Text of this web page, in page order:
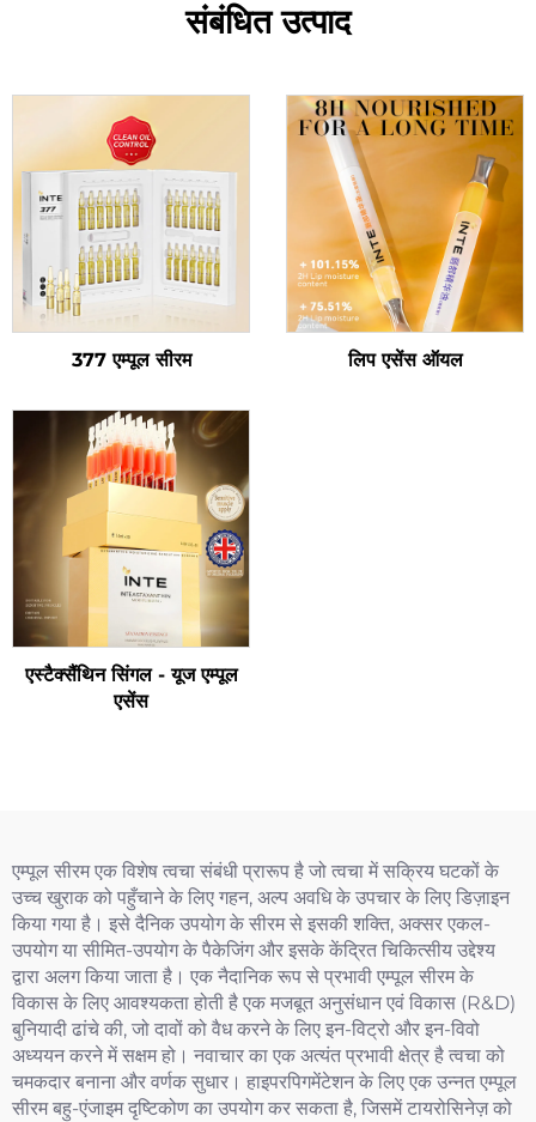
संबंधित उत्पाद
377 एम्पूल सीरम लिप एसेंस ऑयल
एस्टैक्सैंथिन सिंगल - यूज एम्पूल
एसेंस
एम्पूल सीरम एक विशेष त्वचा संबंधी प्रारूप है जो त्वचा में सक्रिय घटकों के
उच्च खुराक को पहुँचाने के लिए गहन, अल्प अवधि के उपचार के लिए डिज़ाइन
किया गया है। इसे दैनिक उपयोग के सीरम से इसकी शक्ति, अक्सर एकल-
उपयोग या सीमित-उपयोग के पैकेजिंग और इसके केंद्रित चिकित्सीय उद्देश्य
द्वारा अलग किया जाता है। एक नैदानिक रूप से प्रभावी एम्पूल सीरम के
विकास के लिए आवश्यकता होती है एक मजबूत अनुसंधान एवं विकास (R&D)
बुनियादी ढांचे की, जो दावों को वैध करने के लिए इन-विट्रो और इन-विवो
अध्ययन करने में सक्षम हो। नवाचार का एक अत्यंत प्रभावी क्षेत्र है त्वचा को
चमकदार बनाना और वर्णक सुधार। हाइपरपिगमेंटेशन के लिए एक उन्नत एम्पूल
सीरम बहु-एंजाइम दृष्टिकोण का उपयोग कर सकता है, जिसमें टायरोसिनेज़ को